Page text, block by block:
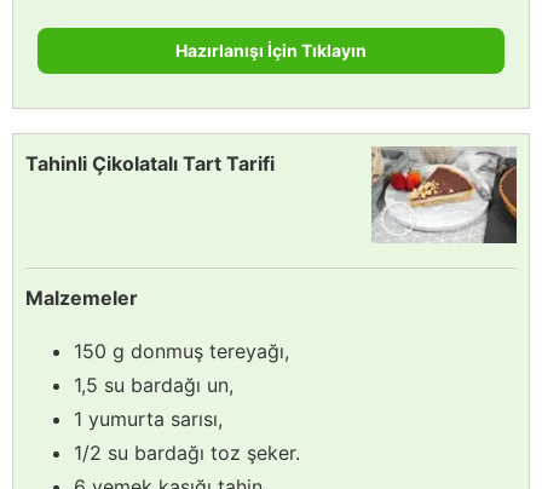
Hazırlanışı İçin Tıklayın
Tahinli Çikolatalı Tart Tarifi
Malzemeler
150 g donmuş tereyağı,
1,5 su bardağı un,
1 yumurta sarısı,
1/2 su bardağı toz şeker.